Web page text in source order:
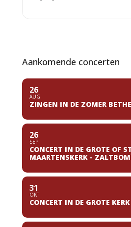
Aankomende concerten
26
AUG
ZINGEN IN DE ZOMER
26
SEP
CONCERT IN DE GROTE OF
MAARTENSKERK -
31
OKT
CONCERT IN DE GROTE